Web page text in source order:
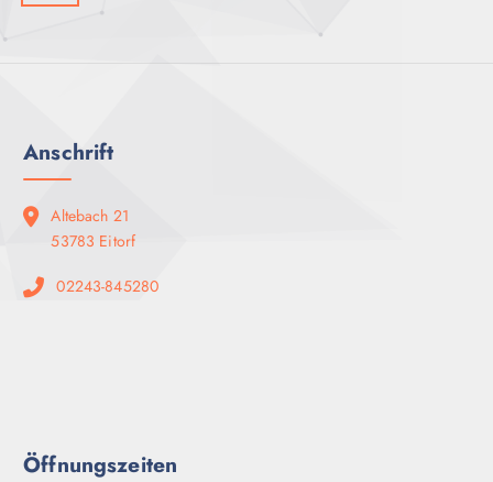
Anschrift
Altebach 21
53783 Eitorf
02243-845280
Öffnungszeiten